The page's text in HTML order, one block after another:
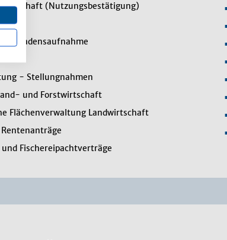
(Nutzungsbestätigung)
Schadensaufnahme
- Stellungnahmen
und Forstwirtschaft
Flächenverwaltung Landwirtschaft
Fischereipachtverträge